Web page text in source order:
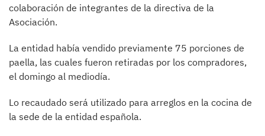
colaboración de integrantes de la directiva de la
Asociación.
La entidad había vendido previamente 75 porciones de
paella, las cuales fueron retiradas por los compradores,
el domingo al mediodía.
Lo recaudado será utilizado para arreglos en la cocina de
la sede de la entidad española.